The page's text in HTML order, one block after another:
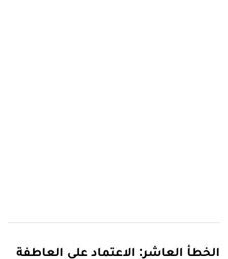
الخطأ العاشر: الاعتماد على العاطفة